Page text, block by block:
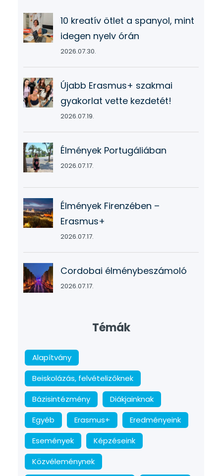
10 kreatív ötlet a spanyol, mint
idegen nyelv órán
2026.07.30.
Újabb Erasmus+ szakmai
gyakorlat vette kezdetét!
2026.07.19.
Élmények Portugáliában
2026.07.17.
Élmények Firenzében –
Erasmus+
2026.07.17.
Cordobai élménybeszámoló
2026.07.17.
Témák
Alapítvány
Beiskolázás, felvételizőknek
Bázisintézmény
Diákjainknak
Egyéb
Erasmus+
Eredményeink
Események
Képzéseink
Közvéleménynek